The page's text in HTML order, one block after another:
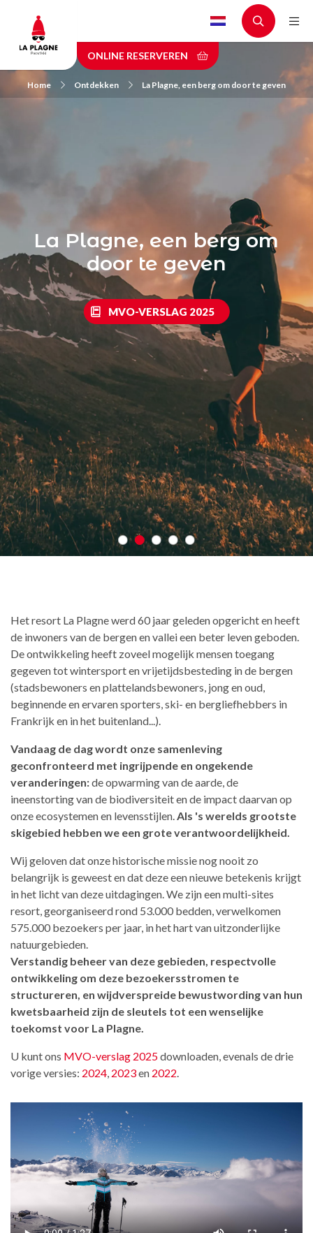
main
content
ONLINE RESERVEREN
Home Ontdekken La Plagne, een berg om door te geven
La Plagne, een berg om
door te geven
MVO-VERSLAG 2025
Het resort La Plagne werd 60 jaar geleden opgericht en heeft
de inwoners van de bergen en vallei een beter leven geboden.
De ontwikkeling heeft zoveel mogelijk mensen toegang
gegeven tot wintersport en vrijetijdsbesteding in de bergen
(stadsbewoners en plattelandsbewoners, jong en oud,
beginnende en ervaren sporters, ski- en bergliefhebbers in
Frankrijk en in het buitenland...).
Vandaag de dag wordt onze samenleving
geconfronteerd met ingrijpende en ongekende
veranderingen:de opwarming van de aarde, de
ineenstorting van de biodiversiteit en de impact daarvan op
onze ecosystemen en levensstijlen.Als 's werelds grootste
skigebied hebben we een grote verantwoordelijkheid.
Wij geloven dat onze historische missie nog nooit zo
belangrijk is geweest en dat deze een nieuwe betekenis krijgt
in het licht van deze uitdagingen. We zijn een multi-sites
resort, georganiseerd rond 53.000 bedden, verwelkomen
575.000 bezoekers per jaar, in het hart van uitzonderlijke
natuurgebieden.
Verstandig beheer van deze gebieden, respectvolle
ontwikkeling om deze bezoekersstromen te
structureren, en wijdverspreide bewustwording van hun
kwetsbaarheid zijn de sleutels tot een wenselijke
toekomst voor La Plagne.
U kunt ons MVO-verslag 2025downloaden, evenals de drie
vorige versies: 2024, 2023en 2022.